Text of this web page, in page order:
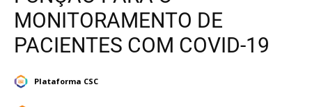
MONITORAMENTO DE
PACIENTES COM COVID-19
Plataforma CSC